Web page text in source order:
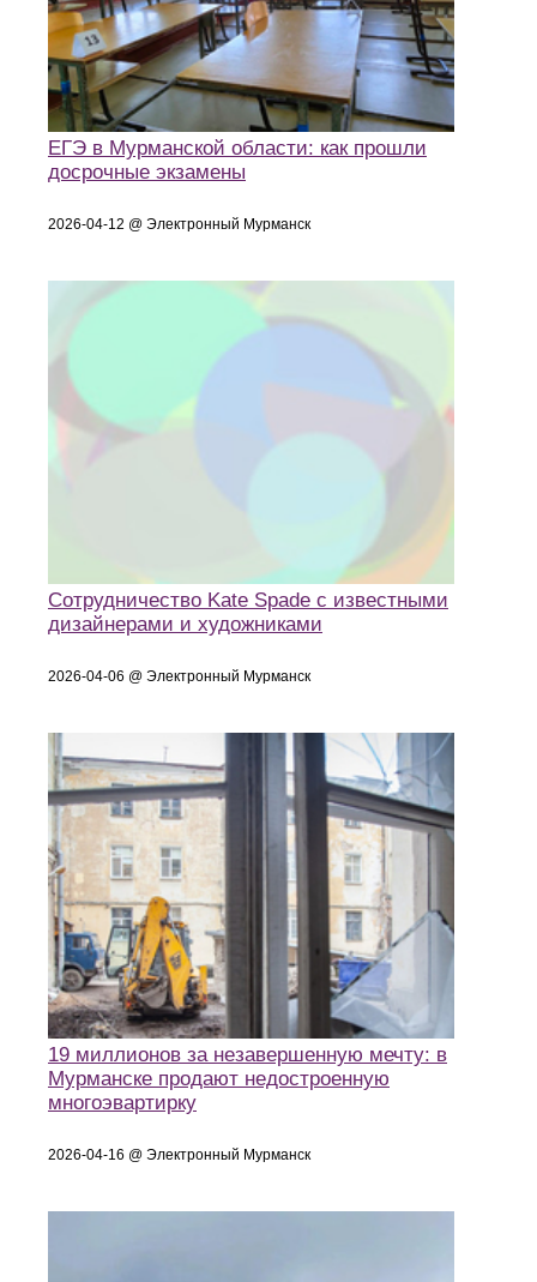
ЕГЭ в Мурманской области: как прошли
досрочные экзамены
2026-04-12 @ Электронный Мурманск
Сотрудничество Kate Spade с известными
дизайнерами и художниками
2026-04-06 @ Электронный Мурманск
19 миллионов за незавершенную мечту: в
Мурманске продают недостроенную
многоэвартирку
2026-04-16 @ Электронный Мурманск